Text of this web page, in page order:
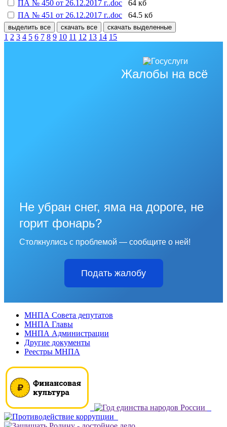
ПА № 450 от 26.12.2017 г..doc
64 кб
ПА № 451 от 26.12.2017 г..doc
64.5 кб
выделить все скачать все скачать выделенные
1 2 3 4 5 6 7 8 9 10 11 12 13 14 15
Жалобы на всё
Не убран снег, яма на дороге, не
горит фонарь?
Столкнулись с проблемой — сообщите о ней!
Подать жалобу
МНПА Совета депутатов
МНПА Главы
МНПА Администрации
Другие документы
Реестры МНПА